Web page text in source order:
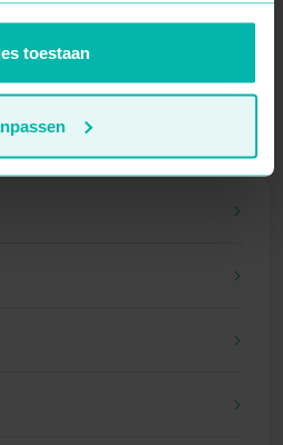
toestaan
reCAPTCHA en hetPrivacybeleiden de
zijn van toepassing.
links